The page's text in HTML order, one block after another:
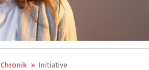
Chronik » Initiative